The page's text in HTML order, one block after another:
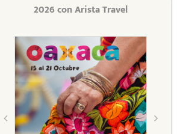
2026 con Arista Travel